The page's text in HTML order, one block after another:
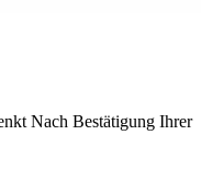
Nach Bestätigung Ihrer